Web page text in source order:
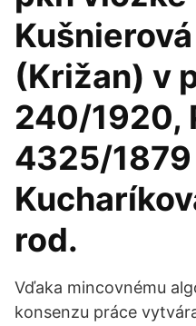
(Križan) v
240/1920,
4325/1879
rod.
Vďaka mincovnému
konsenzu práce